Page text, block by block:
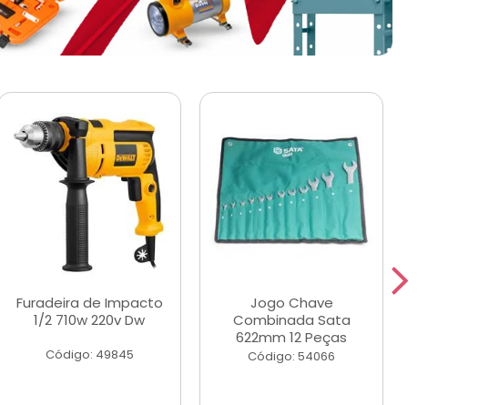
Furadeira de Impacto
1/2 710w 220v Dw
Código: 49845
Jogo Chave
Combinada Sata
622mm 12 Peças
Código: 54066